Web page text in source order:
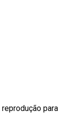
para